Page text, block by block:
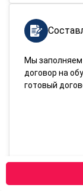
Мы
договор на
готовый